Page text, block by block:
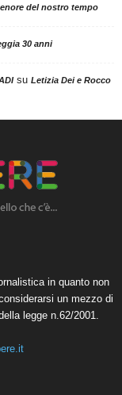
del nostro tempo
30 anni
su Letizia Dei e Rocco
in quanto non
un mezzo di
legge n.62/2001.